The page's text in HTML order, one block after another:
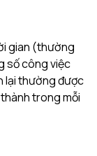
gian (thường
số công việc
lại thường được
trong mỗi